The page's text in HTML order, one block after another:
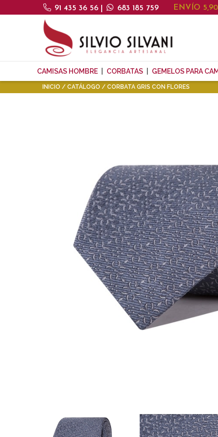
91 435 36 56 683 185 759 ENVÍO
CAMISAS HOMBRE CORBATAS GEMELOS PARA
INICIO CATÁLOGO CORBATA GRIS CON FLORES